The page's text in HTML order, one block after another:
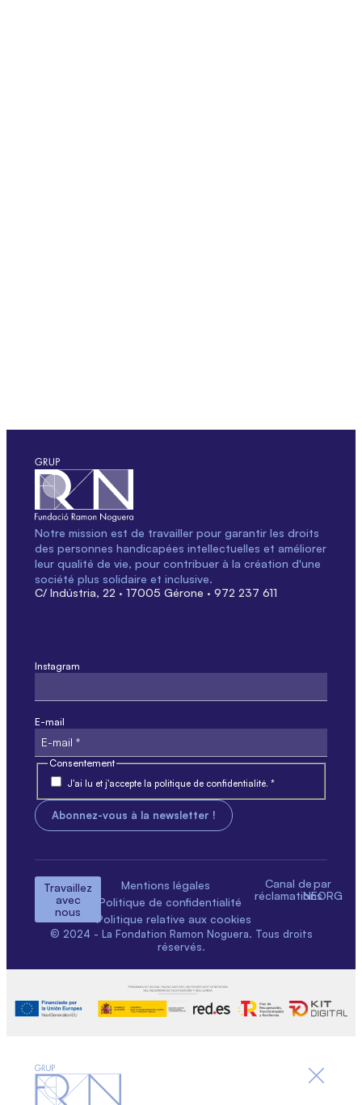
Notre mission est de travailler pour garantir les droits
des personnes handicapées intellectuelles et améliorer
leur qualité de vie, pour contribuer à la création d'une
société plus solidaire et inclusive.
C/ Indústria, 22 · 17005 Gérone · 972 237 611
Instagram
E-mail
Consentement
J'ai lu et j'accepte la politique de confidentialité. *
Travaillez
avec
nous
Mentions légales
Politique de confidentialité
Politique relative aux cookies
Canal de
réclamations
par
NEORG
© 2024 - La Fondation Ramon Noguera. Tous droits
réservés.